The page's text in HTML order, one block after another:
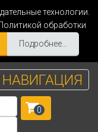
технологии.
обработки
Подробнее...
НАВИГАЦИЯ
0